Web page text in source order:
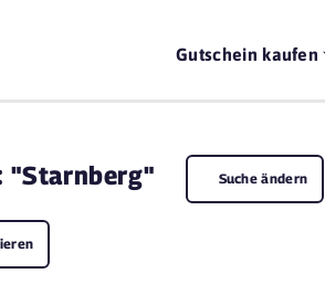
Gutschein kaufen
"Starnberg" Suche ändern